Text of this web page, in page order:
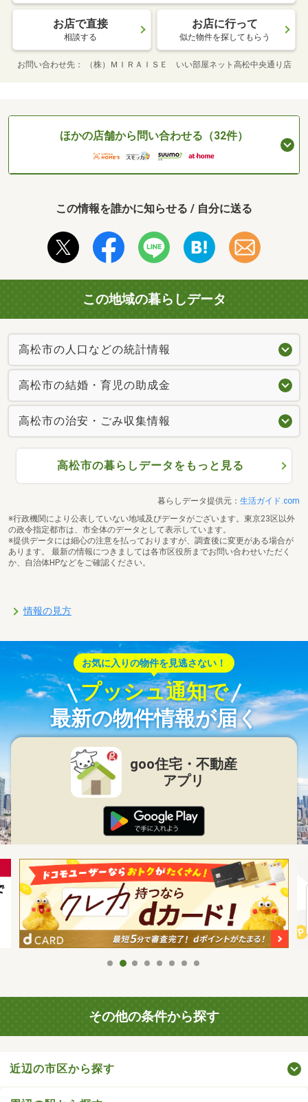
お店で直接
相談する
お店に行って
似た物件を探してもらう
お問い合わせ先 （株）ＭＩＲＡＩＳＥ いい部屋ネット高松中央通り店
ほかの店舗から問い合わせる（32件）
この情報を誰かに知らせる / 自分に送る
この地域の暮らしデータ
高松市の人口などの統計情報
高松市の結婚・育児の助成金
高松市の治安・ごみ収集情報
高松市の暮らしデータをもっと見る
暮らしデータ提供元： 生活ガイド.com
※行政機関により公表していない地域及びデータがございます。東京23区以外
の政令指定都市は、市全体のデータとして表示しています。
※提供データには細心の注意を払っておりますが、調査後に変更がある場合が
あります。 最新の情報につきましては各市区役所までお問い合わせいただく
か、自治体HPなどをご確認ください。
情報の見方
お気に入りの物件を見逃さない！
プッシュ通知で
最新の物件情報が届く
goo住宅・不動産
アプリ
その他の条件から探す
近辺の市区から探す